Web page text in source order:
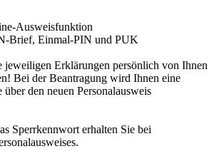
Ausweisfunktion
Brief, Einmal-PIN und PUK
jeweiligen Erklärungen persönlich von Ihnen
Bei der Beantragung wird Ihnen eine
den neuen Personalausweis
Sperrkennwort erhalten Sie bei